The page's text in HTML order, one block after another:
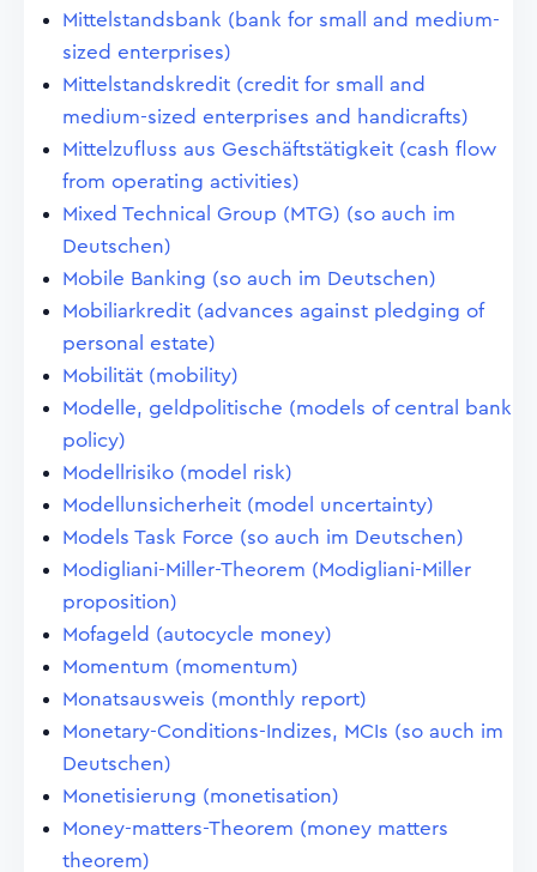
Mittelstandsbank (bank for small and medium-
sized enterprises)
Mittelstandskredit (credit for small and
medium-sized enterprises and handicrafts)
Mittelzufluss aus Geschäftstätigkeit (cash flow
from operating activities)
Mixed Technical Group (MTG) (so auch im
Deutschen)
Mobile Banking (so auch im Deutschen)
Mobiliarkredit (advances against pledging of
personal estate)
Mobilität (mobility)
Modelle, geldpolitische (models of central bank
policy)
Modellrisiko (model risk)
Modellunsicherheit (model uncertainty)
Models Task Force (so auch im Deutschen)
Modigliani-Miller-Theorem (Modigliani-Miller
proposition)
Mofageld (autocycle money)
Momentum (momentum)
Monatsausweis (monthly report)
Monetary-Conditions-Indizes, MCIs (so auch im
Deutschen)
Monetisierung (monetisation)
Money-matters-Theorem (money matters
theorem)